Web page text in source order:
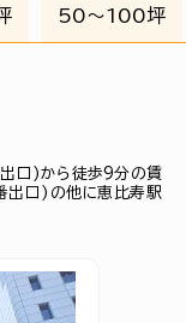
50〜100坪
出口)から徒歩9分の賃
番出口)の他に恵比寿駅